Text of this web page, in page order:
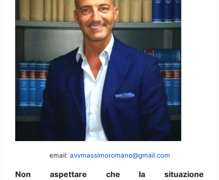
email: avvmassimoromano@gmail.com
Non aspettare che la situazione